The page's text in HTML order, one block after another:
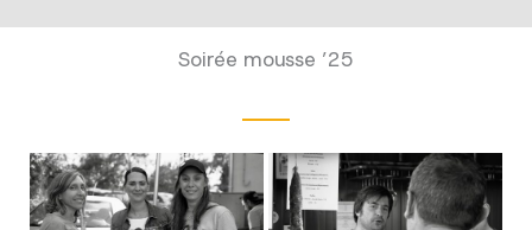
Soirée mousse ’25